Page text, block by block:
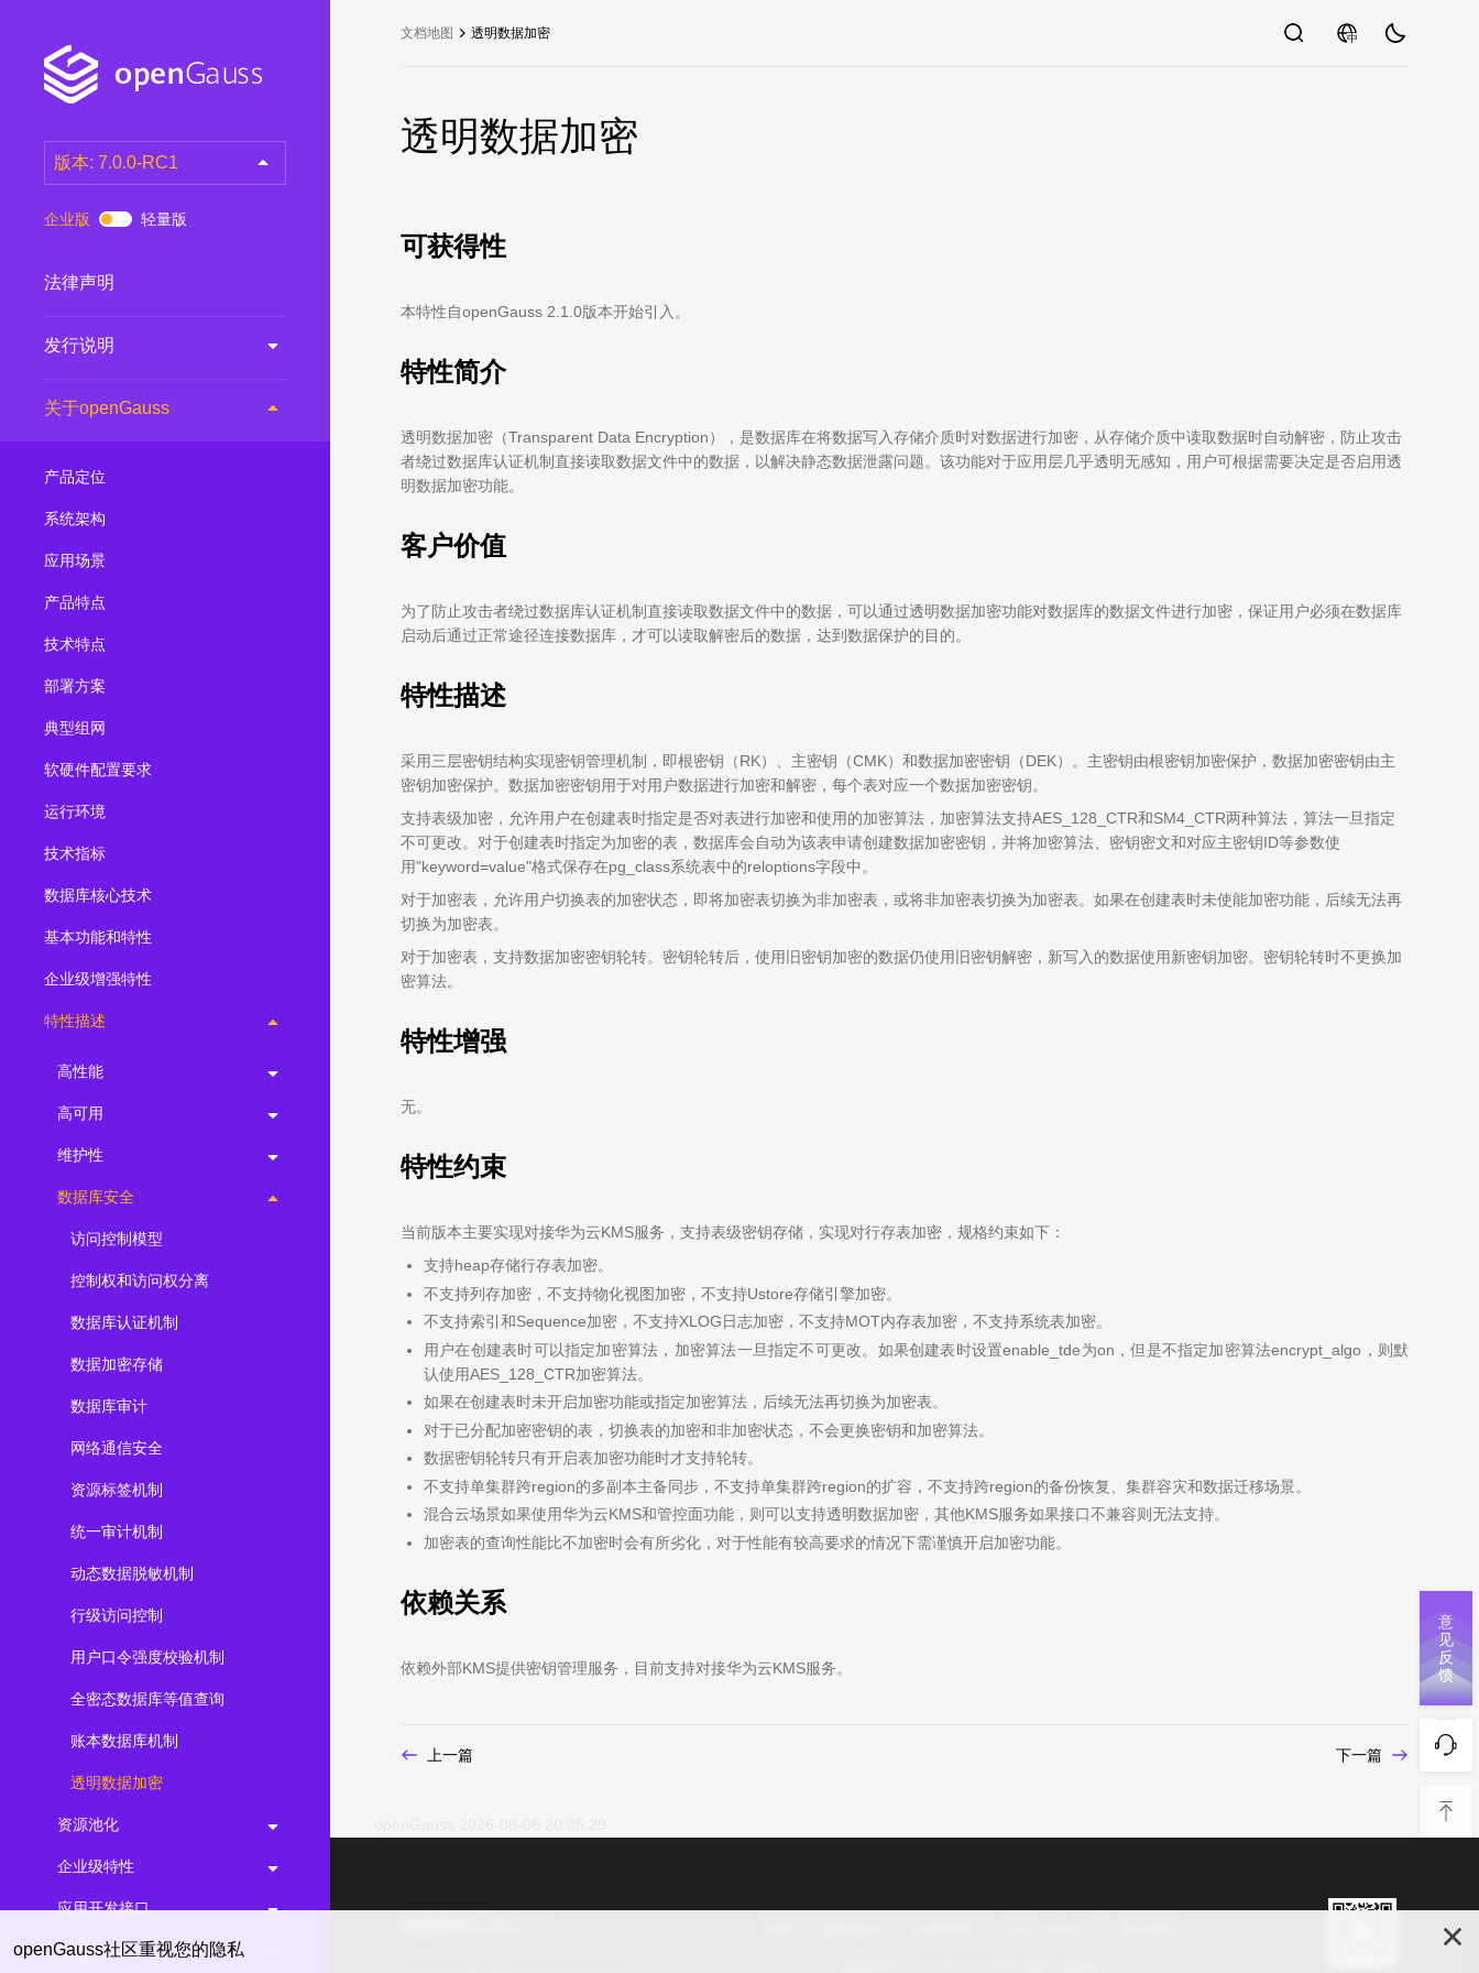
版本: 7.0.0-RC1
7.0.0-RC2
6.0.0 (LTS)
5.1.0 (Preview)
3.0.0 (LTS)
2.0.0 (LTS)
3.1.1 (EOM)
3.1.0 (EOM)
1.1.0 (EOM)
1.0.1 (EOM)
1.0.0 (EOM)
企业版 轻量版
法律声明
发行说明
关于openGauss
产品定位
系统架构
应用场景
产品特点
技术特点
部署方案
典型组网
软硬件配置要求
运行环境
技术指标
数据库核心技术
基本功能和特性
企业级增强特性
特性描述
高性能
高可用
维护性
数据库安全
访问控制模型
控制权和访问权分离
数据库认证机制
数据加密存储
数据库审计
网络通信安全
资源标签机制
统一审计机制
动态数据脱敏机制
行级访问控制
用户口令强度校验机制
全密态数据库等值查询
账本数据库机制
透明数据加密
资源池化
企业级特性
应用开发接口
AI能力
文档地图 透明数据加密 中
透明数据加密
可获得性
本特性自openGauss 2.1.0版本开始引入。
特性简介
透明数据加密（Transparent Data Encryption），是数据库在将数据写入存储介质时对数据进行加密，从存储介质中读取数据时自动解密，防止攻击
者绕过数据库认证机制直接读取数据文件中的数据，以解决静态数据泄露问题。该功能对于应用层几乎透明无感知，用户可根据需要决定是否启用透
明数据加密功能。
客户价值
为了防止攻击者绕过数据库认证机制直接读取数据文件中的数据，可以通过透明数据加密功能对数据库的数据文件进行加密，保证用户必须在数据库
启动后通过正常途径连接数据库，才可以读取解密后的数据，达到数据保护的目的。
特性描述
采用三层密钥结构实现密钥管理机制，即根密钥（RK）、主密钥（CMK）和数据加密密钥（DEK）。主密钥由根密钥加密保护，数据加密密钥由主
密钥加密保护。数据加密密钥用于对用户数据进行加密和解密，每个表对应一个数据加密密钥。
支持表级加密，允许用户在创建表时指定是否对表进行加密和使用的加密算法，加密算法支持AES_128_CTR和SM4_CTR两种算法，算法一旦指定
不可更改。对于创建表时指定为加密的表，数据库会自动为该表申请创建数据加密密钥，并将加密算法、密钥密文和对应主密钥ID等参数使
用"keyword=value"格式保存在pg_class系统表中的reloptions字段中。
对于加密表，允许用户切换表的加密状态，即将加密表切换为非加密表，或将非加密表切换为加密表。如果在创建表时未使能加密功能，后续无法再
切换为加密表。
对于加密表，支持数据加密密钥轮转。密钥轮转后，使用旧密钥加密的数据仍使用旧密钥解密，新写入的数据使用新密钥加密。密钥轮转时不更换加
密算法。
特性增强
无。
特性约束
当前版本主要实现对接华为云KMS服务，支持表级密钥存储，实现对行存表加密，规格约束如下：
支持heap存储行存表加密。
不支持列存加密，不支持物化视图加密，不支持Ustore存储引擎加密。
不支持索引和Sequence加密，不支持XLOG日志加密，不支持MOT内存表加密，不支持系统表加密。
用户在创建表时可以指定加密算法，加密算法一旦指定不可更改。如果创建表时设置enable_tde为on，但是不指定加密算法encrypt_algo，则默
认使用AES_128_CTR加密算法。
如果在创建表时未开启加密功能或指定加密算法，后续无法再切换为加密表。
对于已分配加密密钥的表，切换表的加密和非加密状态，不会更换密钥和加密算法。
数据密钥轮转只有开启表加密功能时才支持轮转。
不支持单集群跨region的多副本主备同步，不支持单集群跨region的扩容，不支持跨region的备份恢复、集群容灾和数据迁移场景。
混合云场景如果使用华为云KMS和管控面功能，则可以支持透明数据加密，其他KMS服务如果接口不兼容则无法支持。
加密表的查询性能比不加密时会有所劣化，对于性能有较高要求的情况下需谨慎开启加密功能。
依赖关系
依赖外部KMS提供密钥管理服务，目前支持对接华为云KMS服务。
上一篇 下一篇
意
见
反
馈
openGauss社区重视您的隐私